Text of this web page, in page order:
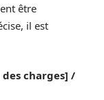
être
il est
des charges] /